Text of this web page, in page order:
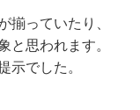
揃っていたり、
と思われます。
示でした。